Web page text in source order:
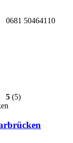
0681 50464110
5 (5)